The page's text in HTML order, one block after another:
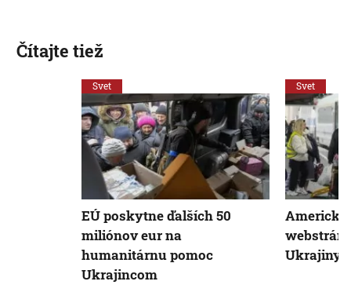
Čítajte tiež
Svet
EÚ poskytne ďalších 50
miliónov eur na
humanitárnu pomoc
Ukrajincom
Svet
Americkí
Ukrajiny